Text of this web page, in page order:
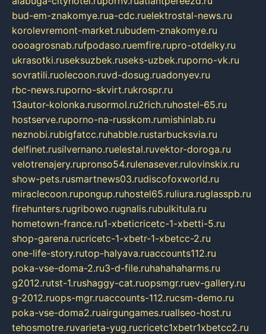
bud-em-znakomye.rua-cdc.ruelektrostal-news.ru
korolevremont-market.rubudem-znakomye.ru
oooagrosnab.rufpodaso.ruemfire.rupro-otdelky.ru
ukrasotki.ruseksuzbek.ruseks-uzbek.ruporno-vk.ru
sovratili.ruolecoon.ruvd-dosug.ruadonyev.ru
rbc-news.ruporno-skvirt.rukrospr.ru
13autor-kolonka.rusormol.ru2rich.ruhostel-65.ru
hostserve.ruporno-na-russkom.rumishinlab.ru
neznobi.rubigfatcc.ruhabble.rustarbucksvia.ru
delfinet.rusilvernano.ruelestal.ruvektor-doroga.ru
velotrenajery.rupronso54.rulenasever.rulovinskix.ru
show-pets.rusmartnews03.rudiscofoxworld.ru
miraclecoon.rupongup.ruhostel65.ruliura.ruglasspb.ru
firehunters.rugribowo.rugnalis.rubulkitula.ru
hometown-france.ru1-xbeticricetc-1-xbetti-5.ru
shop-garena.rucricetc-1-xbetr-1-xbetcc-2.ru
one-life-story.rutop-halyava.ruaccounts112.ru
poka-vse-doma-2.ru3-d-file.ruhahahaharms.ru
g2012.rutst-1.rushaggy-cat.ruopsmgr.ruev-gallery.ru
g-2012.ruops-mgr.ruaccounts-112.rucsm-demo.ru
poka-vse-doma2.ruairgungames.ruallseo-host.ru
tehosmotre.ruvarieta-yug.rucricetc1xbetr1xbetcc2.ru